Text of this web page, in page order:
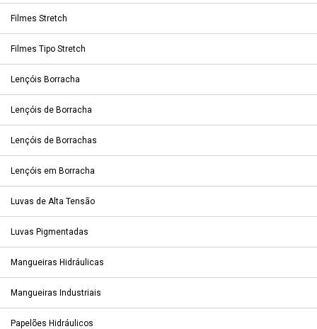
Filmes Stretch
Filmes Tipo Stretch
Lençóis Borracha
Lençóis de Borracha
Lençóis de Borrachas
Lençóis em Borracha
Luvas de Alta Tensão
Luvas Pigmentadas
Mangueiras Hidráulicas
Mangueiras Industriais
Papelões Hidráulicos